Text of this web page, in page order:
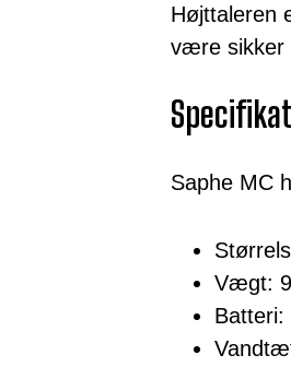
Højttaleren
være sikker
Saphe MC
Vægt:
Batteri: